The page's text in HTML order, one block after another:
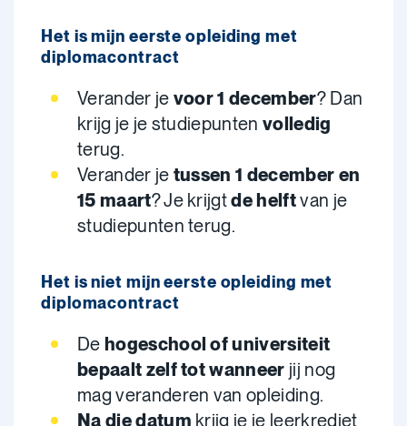
Het is mijn eerste opleiding met
diplomacontract
Verander je voor 1 december? Dan
krijg je je studiepuntenvolledig
terug.
Verander je tussen 1 december en
15 maart? Je krijgtde helftvan je
studiepunten terug.
Het is niet mijn eerste opleiding met
diplomacontract
De hogeschool of universiteit
bepaalt zelftot wanneer jij nog
mag veranderen van opleiding.
Na die datum krijg je je leerkrediet